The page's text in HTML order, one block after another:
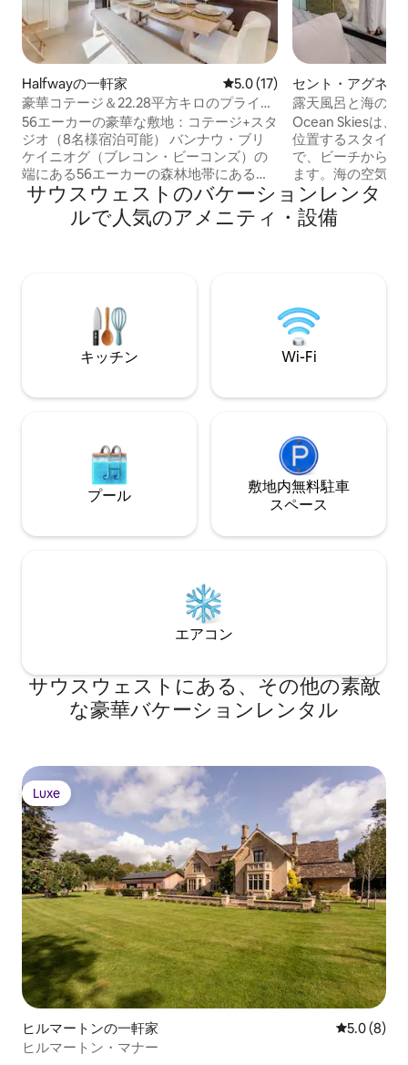
Halfwayの一軒家 レビュー17件、5つ星中5.0つ
5.0 (17)
豪華コテージ＆22.28平方キロのプライベ
ート小農場
56エーカーの豪華な敷地：コテージ+スタ
ジオ（8名様宿泊可能） バンナウ・ブリ
ケイニオグ（ブレコン・ビーコンズ）の
端にある56エーカーの森林地帯にある豪
華なプライベートエステートに逃避しま
しょう。大人数のグループやご家族連れ
に最適です！ コテージ（6名様宿泊可
ッドルーム、ダブルベッドルーム。 さら
にスタジオ：キングベッド1台＋ソファベ
ッド1台＆専用バスルームを備えた独立し
たユニット。屋外：ファイヤーピット、
ベリーまで3.5マイル。卓越した基準で改
セント・アグネス
露天風呂と海の景
しい5つ星ラグジ
Ocean Skiesは、
位置するスタイリ
で、ビーチからわ
ます。海の空気
し、サーフィン
ースト・パスで
後は、専用のジ
居心地の良いパブ
あり、コーンウォ
です。 この宿泊施設はCornish Stays LTD
によって管理され
サウスウェストのバケーションレンタ
ルで人気のアメニティ・設備
キッチン Wi-Fi
プール
敷地内無料駐⁠車
ス⁠ペ⁠ー⁠ス
エアコン
サウスウェストにある、その他の素敵
な豪華バケーションレンタル
Luxe
Luxe
ヒルマートンの一軒家 レビュー8
5.0 (8)
ヒルマートン・マナー